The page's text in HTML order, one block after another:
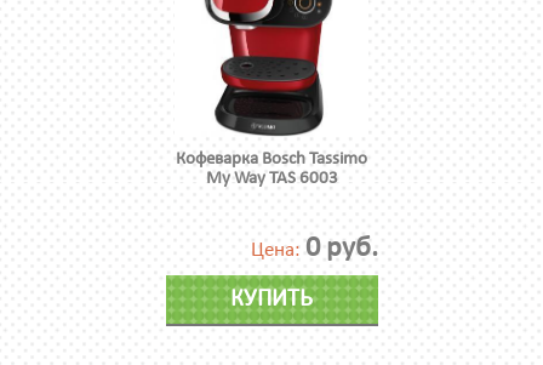
Кофеварка Bosch Tassimo
My Way TAS 6003
Цена: 0 руб.
КУПИТЬ